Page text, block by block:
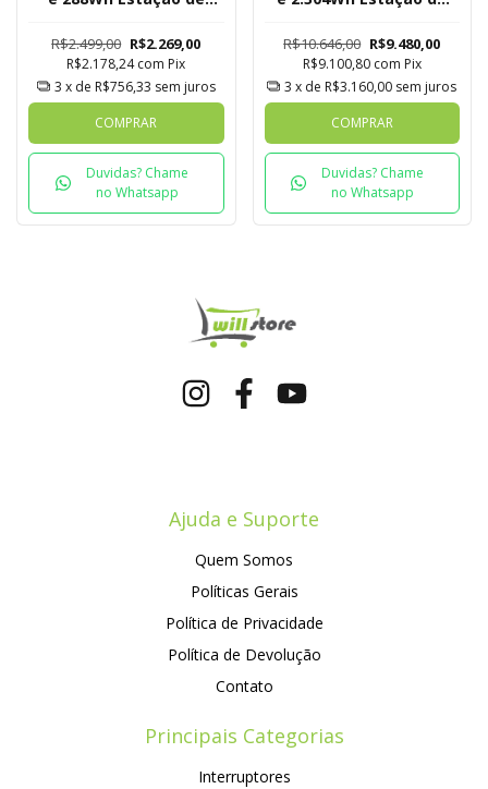
R$2.499,00 R$2.269,00
R$2.178,24com Pix
3 x de R$756,33 sem juros
COMPRAR
Duvidas? Chame
no Whatsapp
R$10.646,00 R$9.480,00
R$9.100,80 com Pix
3 x de R$3.160,00 sem juros
COMPRAR
Duvidas? Chame
no Whatsapp
Ajuda e Suporte
Quem Somos
Políticas Gerais
Política de Privacidade
Política de Devolução
Contato
Principais Categorias
Interruptores